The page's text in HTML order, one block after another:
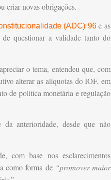
criar novas obrigações.
(ADC) 96e as
questionar a validade tanto do
o tema, entendeu que, com
alterar as alíquotas do IOF, em
de política monetária e regulação
anterioridade, desde que não
com base nos esclarecimentos
como forma de “promover maior